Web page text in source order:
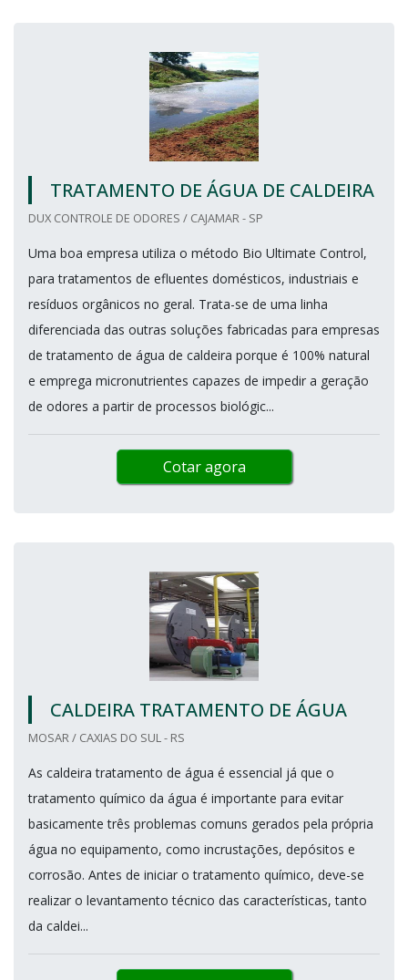
TRATAMENTO DE ÁGUA DE CALDEIRA
DUX CONTROLE DE ODORES / CAJAMAR - SP
Uma boa empresa utiliza o método Bio Ultimate Control,
para tratamentos de efluentes domésticos, industriais e
resíduos orgânicos no geral. Trata-se de uma linha
diferenciada das outras soluções fabricadas para empresas
de tratamento de água de caldeira porque é 100% natural
e emprega micronutrientes capazes de impedir a geração
de odores a partir de processos biológic...
Cotar agora
CALDEIRA TRATAMENTO DE ÁGUA
MOSAR / CAXIAS DO SUL - RS
As caldeira tratamento de água é essencial já que o
tratamento químico da água é importante para evitar
basicamente três problemas comuns gerados pela própria
água no equipamento, como incrustações, depósitos e
corrosão. Antes de iniciar o tratamento químico, deve-se
realizar o levantamento técnico das características, tanto
da caldei...